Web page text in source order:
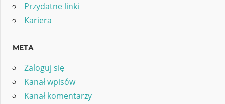
Przydatne linki
Kariera
META
Zaloguj się
Kanał wpisów
Kanał komentarzy